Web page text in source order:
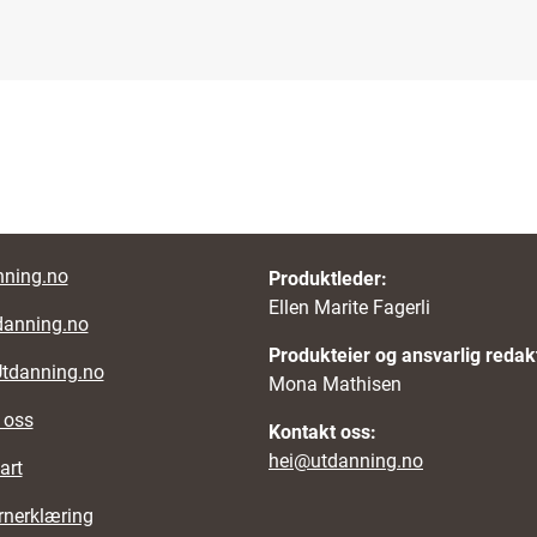
Produktleder:
Ellen Marite Fagerli
Produkteier og ansvarlig
Mona Mathisen
Kontakt oss:
hei@utdanning.no